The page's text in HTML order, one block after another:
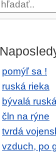
pomýľ sa !
ruská rieka
bývalá
čln na rýne
tvrdá
vzduch, po